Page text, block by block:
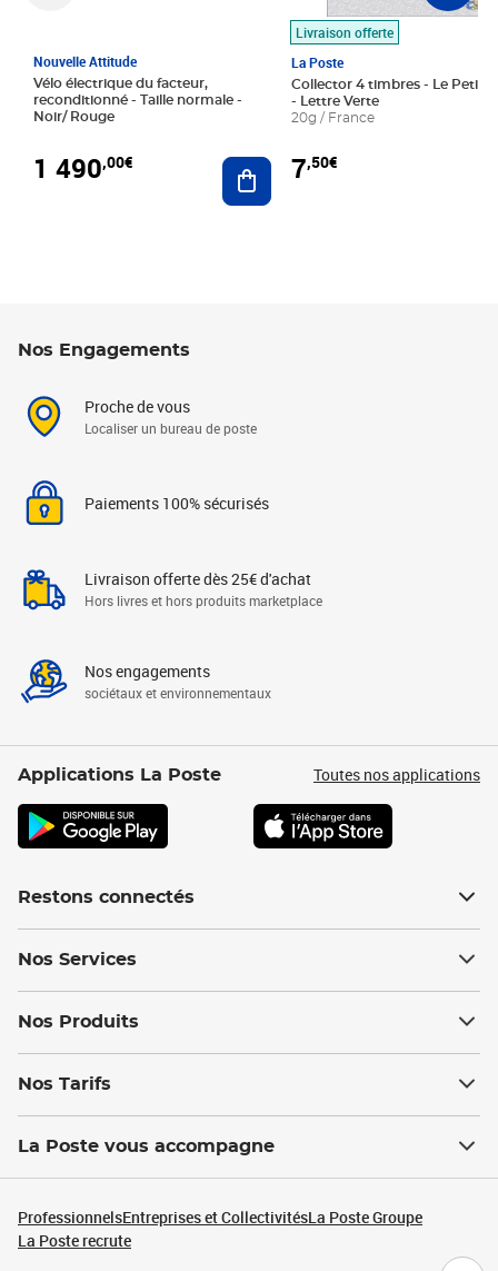
Nouvelle Attitude
Vélo électrique du facteur,
reconditionné - Taille normale -
Noir/ Rouge
1 490,00€ Ajouter au panier
Livraison offerte
La Poste
Collector 4 timbres - Le Petit
- Lettre Verte
20g / France
7,50€
Nos Engagements
Proche de vous
Localiser un bureau de poste
Paiements 100% sécurisés
Livraison offerte dès 25€ d'achat
Hors livres et hors produits marketplace
Nos engagements
sociétaux et environnementaux
Applications La Poste Toutes nos applications
Restons connectés
Nos Services
Nos Produits
Nos Tarifs
La Poste vous accompagne
ProfessionnelsEntreprises et CollectivitésLa Poste Groupe
La Poste recrute